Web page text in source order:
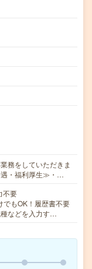
務をしていただきま
遇・福利厚生≫・…
不要
もOK！履歴書不要
などを入力す…